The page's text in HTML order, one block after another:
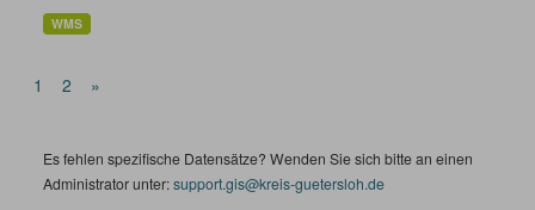
WMS
1 2 »
Es fehlen spezifische Datensätze? Wenden Sie sich bitte an einen
Administrator unter:support.gis@kreis-guetersloh.de